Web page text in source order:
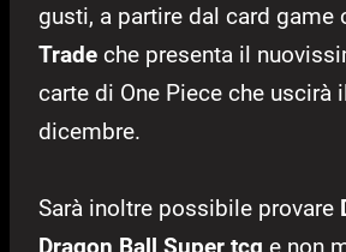
gusti, a partire dal card game
Trade che presenta il
carte di One Piece che uscirà
dicembre.
Sarà inoltre possibile provare
Dragon Ball Super tcg e non